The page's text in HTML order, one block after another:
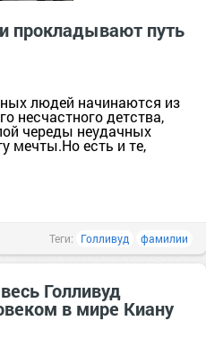
прокладывают путь
людей начинаются из
несчастного детства,
череды неудачных
мечты.Но есть и те,
Теги: Голливуд фамилии
Голливуд
в мире Киану